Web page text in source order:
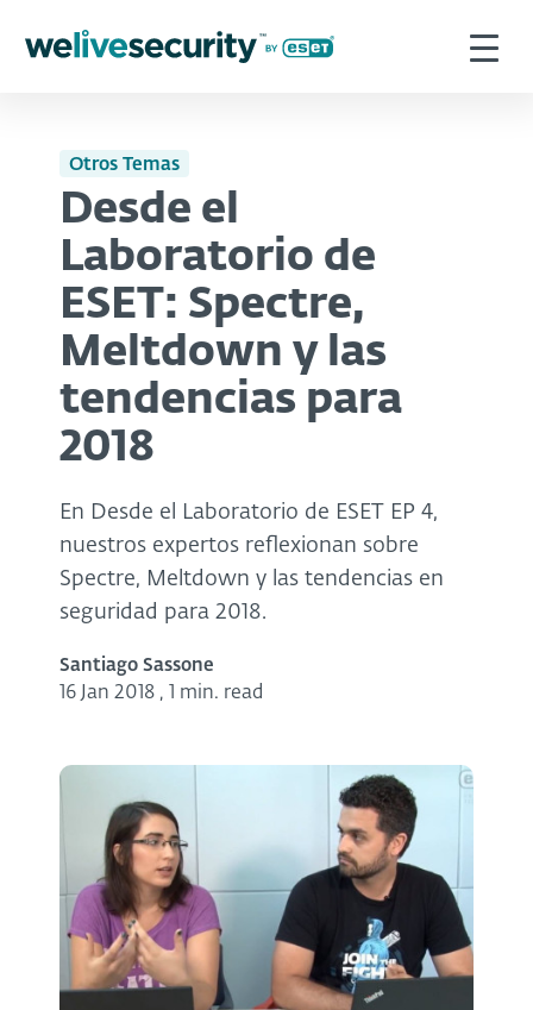
Otros Temas
Desde el
Laboratorio de
ESET: Spectre,
Meltdown y las
tendencias para
2018
En Desde el Laboratorio de ESET EP 4,
nuestros expertos reflexionan sobre
Spectre, Meltdown y las tendencias en
seguridad para 2018.
Santiago Sassone
16 Jan 2018 , 1 min. read